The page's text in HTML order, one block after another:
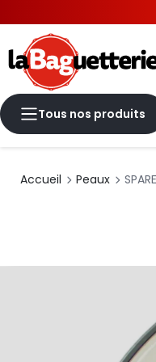
Tous nos produits
Accueil Peaux